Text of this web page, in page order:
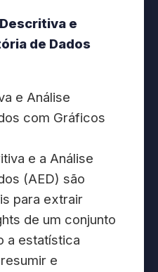
e
de Dados
e Análise
com Gráficos
e a Análise
(AED) são
para extrair
de um conjunto
a estatística
e